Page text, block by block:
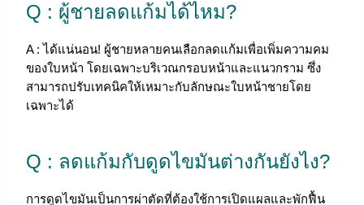
Q : ผู้ชายลดแก้มได้ไหม?
A : ได้แน่นอน! ผู้ชายหลายคนเลือกลดแก้มเพื่อเพิ่มความคม
ของใบหน้า โดยเฉพาะบริเวณกรอบหน้าและแนวกราม ซึ่ง
สามารถปรับเทคนิคให้เหมาะกับลักษณะใบหน้าชายโดย
เฉพาะได้
Q : ลดแก้มกับดูดไขมันต่างกันยังไง?
การดูดไขมันเป็นการผ่าตัดที่ต้องใช้การเปิดแผลและพักฟื้น